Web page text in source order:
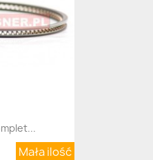
Mała ilość